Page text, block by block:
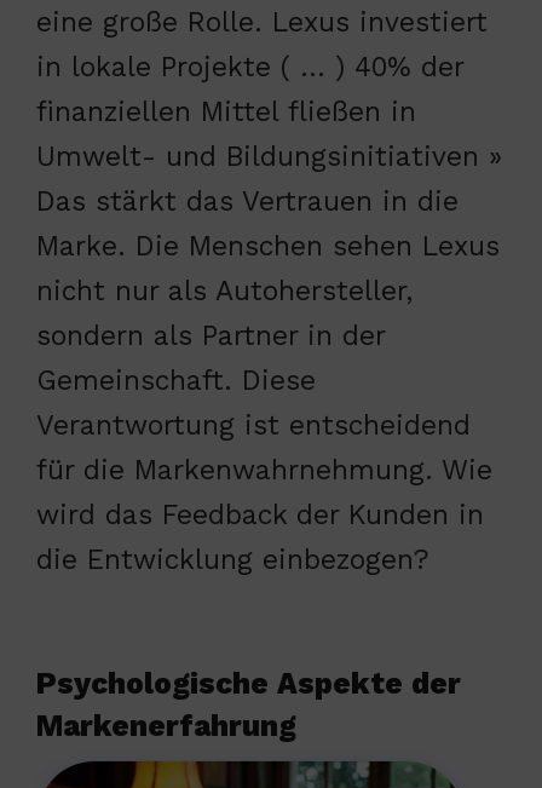
eine große Rolle. Lexus investiert
in lokale Projekte ( … ) 40% der
finanziellen Mittel fließen in
Umwelt- und Bildungsinitiativen »
Das stärkt das Vertrauen in die
Marke. Die Menschen sehen Lexus
nicht nur als Autohersteller,
sondern als Partner in der
Gemeinschaft. Diese
Verantwortung ist entscheidend
für die Markenwahrnehmung. Wie
wird das Feedback der Kunden in
die Entwicklung einbezogen?
Psychologische Aspekte der
Markenerfahrung